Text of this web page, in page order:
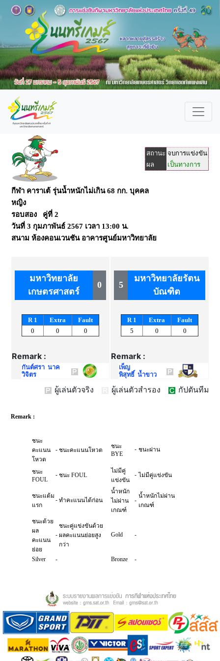
สถานะ จบการแข่งขัน
ผล
เป็นทางการ
กีฬา คาราเต้ รุ่นน้ำหนักไม่เกิน 68 กก. บุคคล
หญิง
รอบสอง คู่ที่ 2
วันที่ 3 กุมภาพันธ์ 2567 เวลา 13:00 น.
สนาม ห้องคอนเวนชัน อาคารศูนย์มหาวิทยาลัย
มหาวิทยาลัย
เกษตรศาสตร์
0
R 1 Extra
Fault
0
0 0
Remark :
กันต์ศรา นาค
วิจิตร
5
มหาวิทยาลัยรัตน
บัณฑิต
R 1 Extra
Fault
5
0 0
Remark :
เพ็ญ
พิสุทธิ์ น้ำขาว
ผู้เล่นตัวจริง ผู้เล่นตัวสำรอง กัปตันทีม
Remark :
ชนะ
คะแนน
โหวต
- ชนะคะแนนโหวต
ชนะ
BYE
- ชนะผ่าน
ชนะ
FOUL
- ชนะ FOUL
ไม่มีคู่
แข่งขัน
- ไม่มีคู่แข่งขัน
ชนะแต้ม
แรก
- ทำคะแนนได้ก่อน
น้ำหนัก
ไม่ผ่าน
เกณฑ์
-
น้ำหนักไม่ผ่าน
เกณฑ์
ชนะด้วย
ผล
คะแนน
ย่อย
-
ชนะคู่แข่งขันด้วย
ผลคะแนนย่อยสูง
กว่า
Gold -
Silver - Bronze -